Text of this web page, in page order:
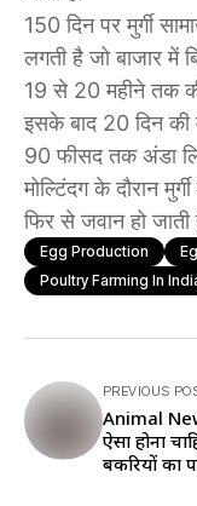
150 दिन पर मुर्गी
लगती है जो बाजार में
19 से 20 महीने तक
इसके बाद 20 दिन की
90 फीसद तक अंडा
मोल्टिंदग के दौरान
फिर से जवान हो जाती
Egg Production
Poultry Farming In
PREVIOUS
Animal
ऐसा होना
बकरियों का